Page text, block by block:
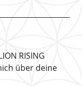
RISING
über deine